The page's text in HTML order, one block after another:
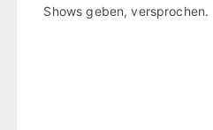
Shows geben, versprochen.